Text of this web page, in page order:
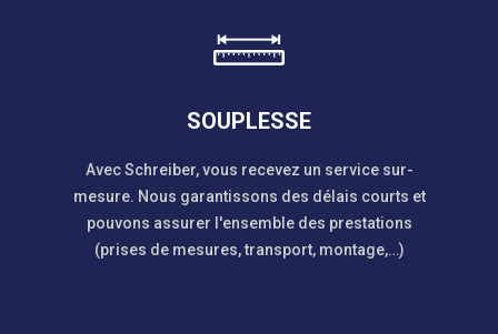
SOUPLESSE
Avec Schreiber, vous recevez un service sur-
mesure. Nous garantissons des délais courts et
pouvons assurer l'ensemble des prestations
(prises de mesures, transport, montage,…)